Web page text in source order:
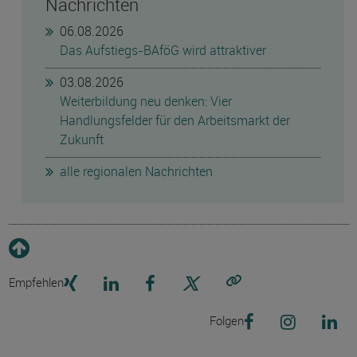
06.08.2026
Das Aufstiegs-BAföG wird attraktiver
03.08.2026
Weiterbildung neu denken: Vier
Handlungsfelder für den Arbeitsmarkt der
Zukunft
alle regionalen Nachrichten
Empfehlen
Folgen